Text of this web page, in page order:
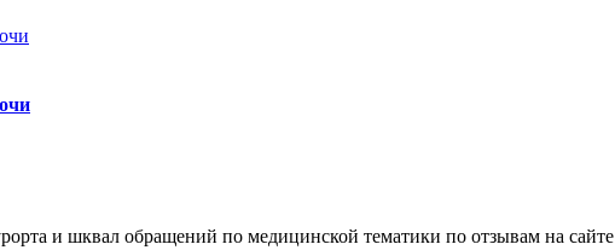
и шквал обращений по медицинской тематики по отзывам на сайте